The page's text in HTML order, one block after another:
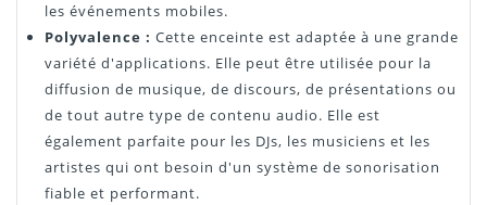
les événements mobiles.
Polyvalence : Cette enceinte est adaptée à une grande
variété d'applications. Elle peut être utilisée pour la
diffusion de musique, de discours, de présentations ou
de tout autre type de contenu audio. Elle est
également parfaite pour les DJs, les musiciens et les
artistes qui ont besoin d'un système de sonorisation
fiable et performant.